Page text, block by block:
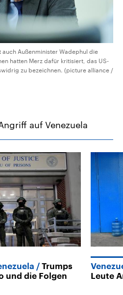
auch Außenminister Wadephul die
hatten Merz dafür kritisiert, das US-
zu bezeichnen. (picture alliance /
auf Venezuela
Trumps
und die Folgen
Leute